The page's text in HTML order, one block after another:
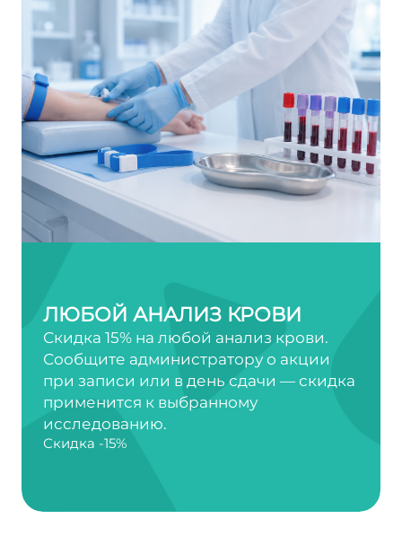
ЛЮБОЙ АНАЛИЗ КРОВИ
Скидка 15% на любой анализ крови.
Сообщите администратору о акции
при записи или в день сдачи — скидка
применится к выбранному
исследованию.
Скидка -15%